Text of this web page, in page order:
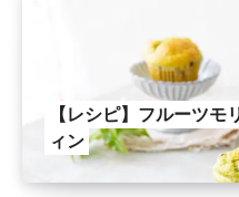
【レシピ】フルーツモ
ィン